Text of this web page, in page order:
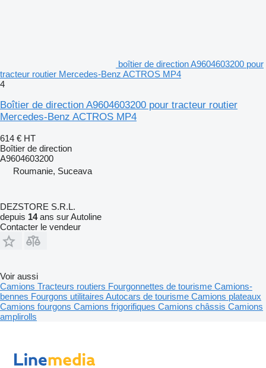
boîtier de direction A9604603200 pour
tracteur routier Mercedes-Benz ACTROS MP4
4
Boîtier de direction A9604603200 pour tracteur routier
Mercedes-Benz ACTROS MP4
614 € HT
Boîtier de direction
A9604603200
Roumanie, Suceava
DEZSTORE S.R.L.
depuis 14ans sur Autoline
Contacter le vendeur
Voir aussi
Camions Tracteurs routiers Fourgonnettes de tourisme Camions-
bennes Fourgons utilitaires Autocars de tourisme Camions plateaux
Camions fourgons Camions frigorifiques Camions châssis Camions
amplirolls